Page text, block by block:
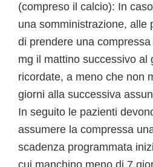
(compreso il calcio): In
una somministrazione, alle
di prendere una
mg il mattino successivo al
ricordate, a meno che non
giorni alla successiva
In seguito le pazienti
assumere la compressa
scadenza programmata
cui manchino meno di 7